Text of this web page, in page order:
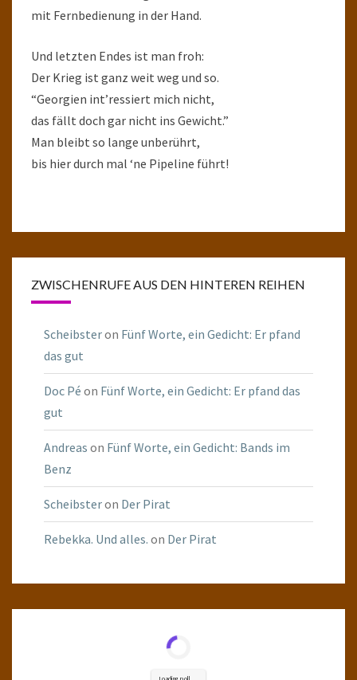
mit Fernbedienung in der Hand.
Und letzten Endes ist man froh:
Der Krieg ist ganz weit weg und so.
“Georgien int’ressiert mich nicht,
das fällt doch gar nicht ins Gewicht.”
Man bleibt so lange unberührt,
bis hier durch mal ‘ne Pipeline führt!
ZWISCHENRUFE AUS DEN HINTEREN REIHEN
Scheibsteron Fünf Worte, ein Gedicht: Er pfand
das gut
Doc Pé on Fünf Worte, ein Gedicht: Er pfand das
gut
Andreas on Fünf Worte, ein Gedicht: Bands im
Benz
Scheibsteron Der Pirat
Rebekka. Und alles. on Der Pirat